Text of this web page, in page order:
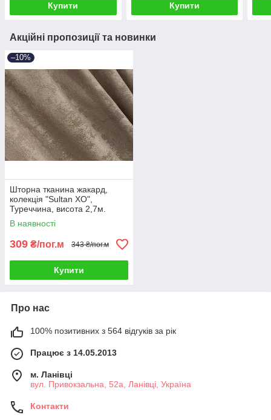
Купити Купити
Акційні пропозиції та новинки
–10%
Шторна тканина жакард,
колекція "Sultan XO",
Туреччина, висота 2,7м.
Колір какао. Код 1682ш
В наявності
309 ₴/пог.м 343 ₴/пог.м
Купити
Про нас
100% позитивних з 564 відгуків за рік
Працює з 14.05.2013
м. Ланівці
вул. Привокзальна, 52а, Ланівці, Україна
Контакти